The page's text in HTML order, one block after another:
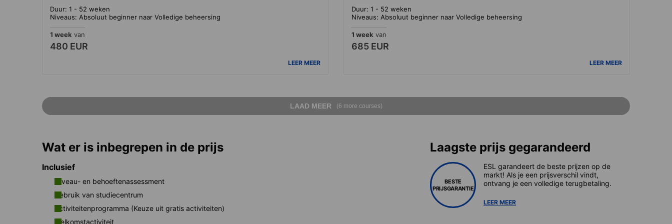
Duur: 1 - 52 weken
Niveaus: Absoluut beginner naar Volledige beheersing
1 week van
480 EUR
LEER MEER
Duur: 1 - 52 weken
Niveaus: Absoluut beginner naar Volledige beheersing
1 week van
685 EUR
LEER MEER
LAAD MEER (6 more courses)
Wat er is inbegrepen in de prijs
Inclusief
Niveau- en behoeftenassessment
Gebruik van studiecentrum
Activiteitenprogramma (Keuze uit gratis activiteiten)
Welkomstactiviteit
Laagste prijs gegarandeerd
BESTE
PRIJSGARANTIE
ESL garandeert de beste prijzen op de
markt! Als je een prijsverschil vindt,
ontvang je een volledige terugbetaling.
LEER MEER